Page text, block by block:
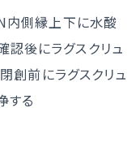
内側縁上下に水酸
認後にラグスクリュ
創前にラグスクリュ
する